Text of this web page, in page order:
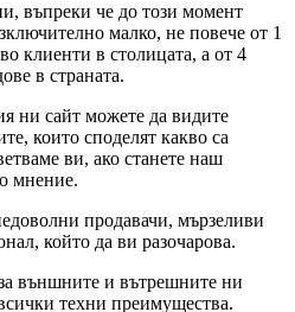
въпреки че до този момент
малко, не повече от 1
клиенти в столицата, а от 4
в страната.
ни сайт можете да видите
които споделят какво са
ви, ако станете наш
мнение.
продавачи, мързеливи
който да ви разочарова.
външните и вътрешните ни
техни преимущества.